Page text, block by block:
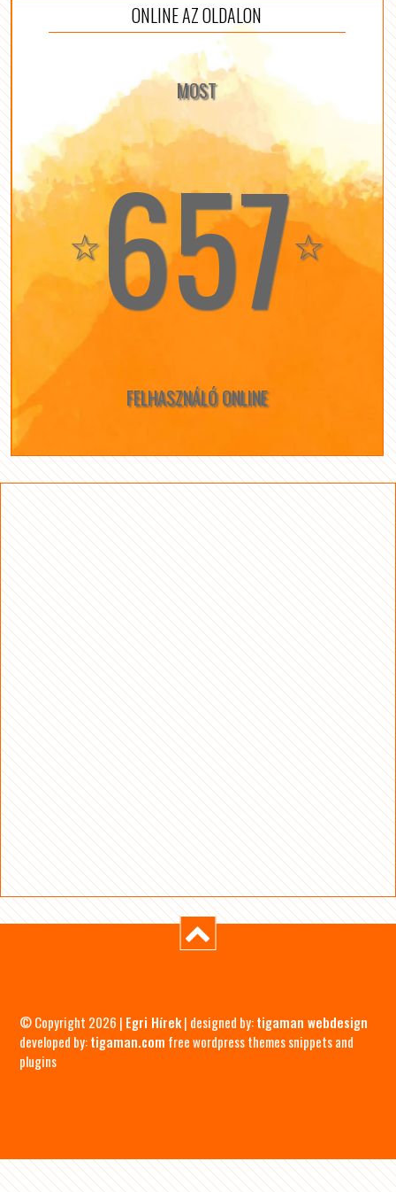
ONLINE AZ OLDALON
MOST
☆657☆
FELHASZNÁLÓ ONLINE
© Copyright 2026 | Egri Hírek| designed by:tigaman webdesign
developed by:tigaman.com free wordpress themes snippets and
plugins